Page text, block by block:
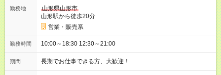
勤務地
山形県山形市
山形駅から徒歩20分
営業・販売系
勤務時間 10:00～18:30 12:30～21:00
期間 長期でお仕事できる方、大歓迎！